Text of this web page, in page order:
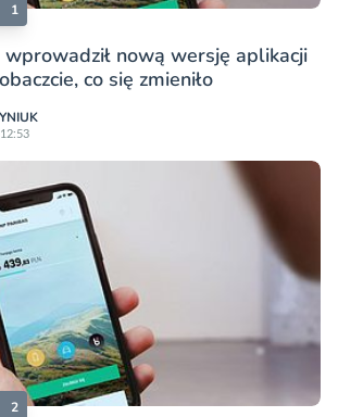
1
wprowadził nową wersję aplikacji
co się zmieniło
2